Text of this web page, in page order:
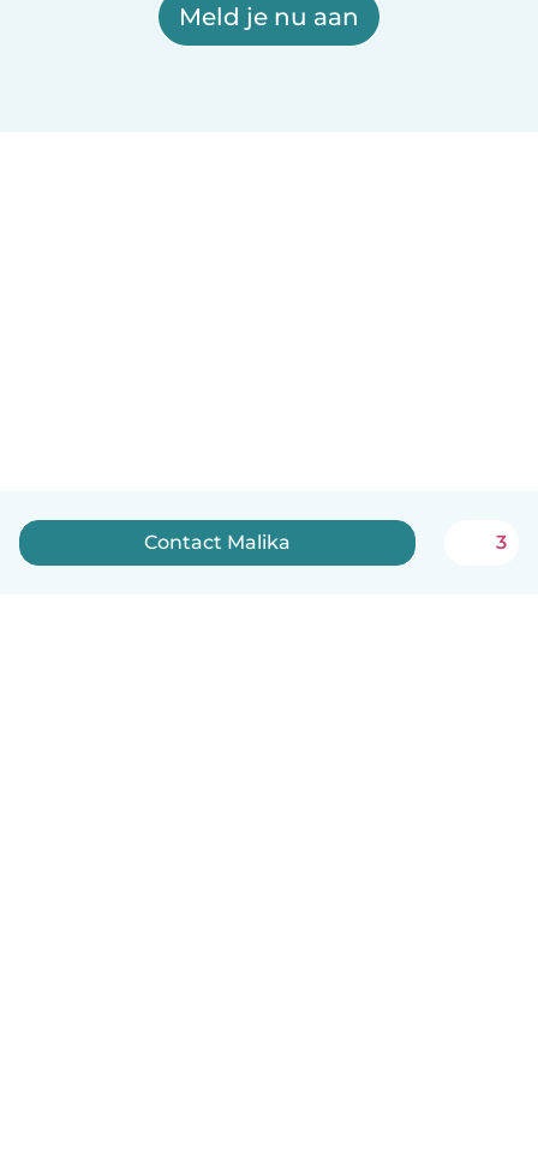
Meld je nu aan
Contact Malika 3